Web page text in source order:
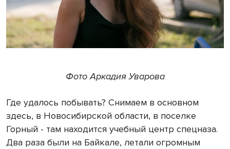
Фото Аркадия Уварова
Где удалось побывать? Снимаем в основном
здесь, в Новосибирской области, в поселке
Горный - там находится учебный центр спецназа.
Два раза были на Байкале, летали огромным